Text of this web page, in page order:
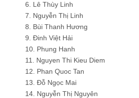
6. Lê Thùy Linh
7. Nguyễn Thị Linh
8. Bùi Thanh Hương
9. Đinh Việt Hải
10. Phung Hanh
11. Nguyen Thi Kieu Diem
12. Phan Quoc Tan
13. Đỗ Ngọc Mai
14. Nguyễn Thị Nguyên